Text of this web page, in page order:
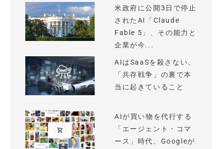
米政府に公開3日で停止
されたAI「Claude
Fable 5」、その能力と
企業が今...
AIはSaaSを殺さない、
「共存戦争」の裏で本
当に起きていること
AIが買い物を代行する
「エージェント・コマ
ース」時代、Googleが